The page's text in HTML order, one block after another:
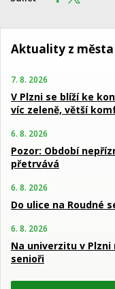
Aktuality z města
7. 8. 2026
V Plzni se blíží ke
víc zeleně, větší
6. 8. 2026
Pozor: Období
přetrvává
6. 8. 2026
Do ulice na Roudné
6. 8. 2026
Na univerzitu v
senioři